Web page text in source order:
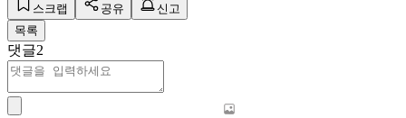
스크랩 공유
신고
목록
댓글2